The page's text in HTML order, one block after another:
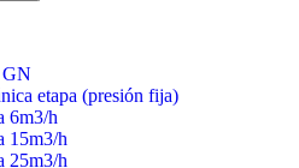
GN
etapa (presión fija)
6m3/h
15m3/h
25m3/h